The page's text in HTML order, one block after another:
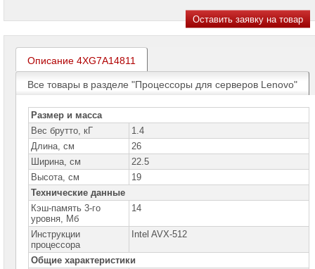
Принтеры
Серверы
Brand
Серверы
Huawei
Серверы
DELL
Серверы
Lenovo
Серверы
Lenovo
ThinkAgile
&
SystemX
Описание 4XG7A14811
Все товары в разделе "Процессоры для серверов Lenovo"
Размер и масса
Вес брутто, кГ
1.4
Длина, см
26
Ширина, см
22.5
Высота, см
19
Технические данные
Кэш-память 3-го
уровня, Мб
14
Инструкции
процессора
Intel AVX-512
Общие характеристики